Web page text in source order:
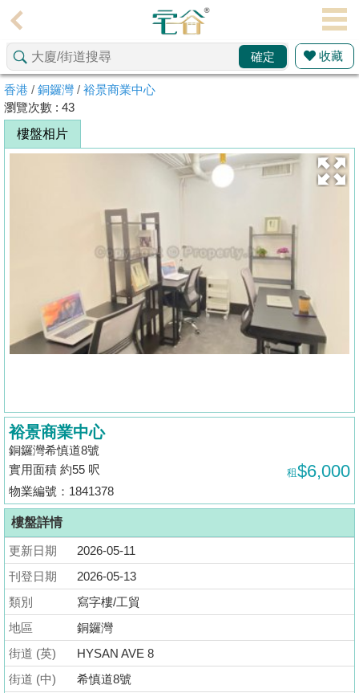
理
主
頁
搵
樓/
谷
按
地
產
博
客
地
產
新
聞
數
據
公
佈
確定 收藏
香港 / 銅鑼灣 / 裕景商業中心
瀏覽次數 : 43
樓盤相片
裕景商業中心
銅鑼灣希慎道8號
實用面積 約55 呎
租$6,000
物業編號：1841378
樓盤詳情
更新日期
2026-05-11
刊登日期
2026-05-13
類別
寫字樓/工貿
地區
銅鑼灣
街道 (英)
HYSAN AVE 8
街道 (中)
希慎道8號